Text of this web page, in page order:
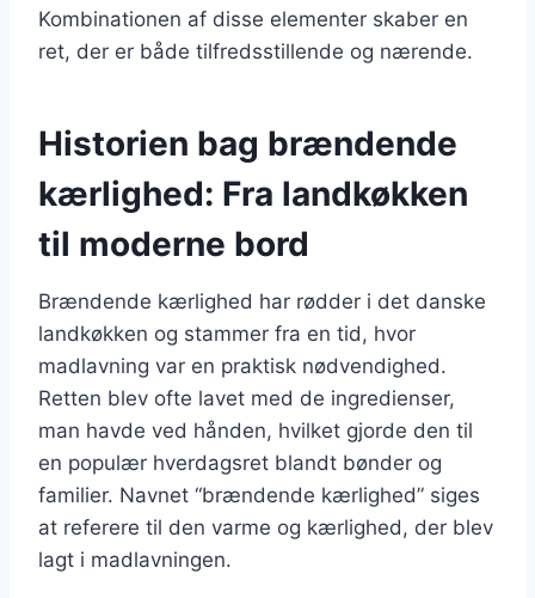
Kombinationen af disse elementer skaber en
ret, der er både tilfredsstillende og nærende.
Historien bag brændende
kærlighed: Fra landkøkken
til moderne bord
Brændende kærlighed har rødder i det danske
landkøkken og stammer fra en tid, hvor
madlavning var en praktisk nødvendighed.
Retten blev ofte lavet med de ingredienser,
man havde ved hånden, hvilket gjorde den til
en populær hverdagsret blandt bønder og
familier. Navnet “brændende kærlighed” siges
at referere til den varme og kærlighed, der blev
lagt i madlavningen.